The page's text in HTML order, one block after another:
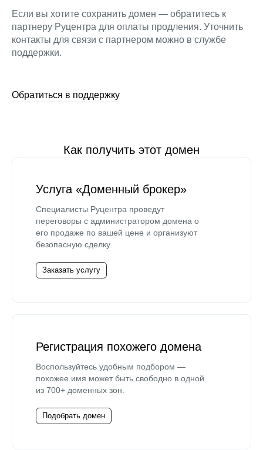
Если вы хотите сохранить домен — обратитесь к
партнеру Руцентра для оплаты продления. Уточнить
контакты для связи с партнером можно в службе
поддержки.
Обратиться в поддержку
Как получить этот домен
Услуга «Доменный брокер»
Специалисты Руцентра проведут
переговоры с администратором домена о
его продаже по вашей цене и организуют
безопасную сделку.
Заказать услугу
Регистрация похожего домена
Воспользуйтесь удобным подбором —
похожее имя может быть свободно в одной
из 700+ доменных зон.
Подобрать домен